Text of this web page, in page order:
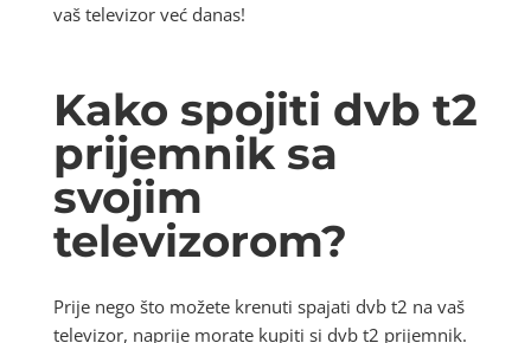
vaš televizor već danas!
Kako spojiti dvb t2
prijemnik sa
svojim
televizorom?
Prije nego što možete krenuti spajati dvb t2 na vaš
televizor, naprije morate kupiti si dvb t2 prijemnik.